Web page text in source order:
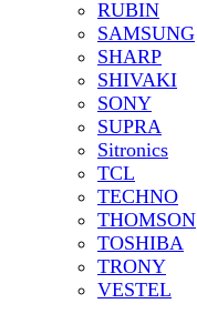
RUBIN
SAMSUNG
SHARP
SHIVAKI
SONY
SUPRA
Sitronics
TCL
TECHNO
THOMSON
TOSHIBA
TRONY
VESTEL